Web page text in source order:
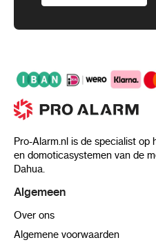
Pro-Alarm.nl is de specialist op
en domoticasystemen van de
Dahua.
Algemeen
Over ons
Algemene voorwaarden